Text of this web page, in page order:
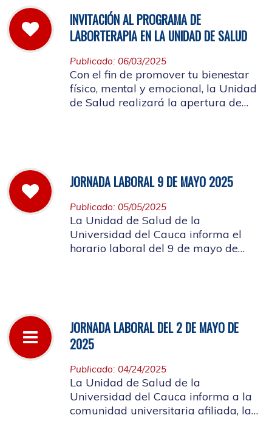
INVITACIÓN AL PROGRAMA DE
LABORTERAPIA EN LA UNIDAD DE SALUD
Publicado: 06/03/2025
Con el fin de promover tu bienestar
físico, mental y emocional, la Unidad
de Salud realizará la apertura de
JORNADA LABORAL 9 DE MAYO 2025
Publicado: 05/05/2025
La Unidad de Salud de la
Universidad del Cauca informa el
horario laboral del 9 de mayo de
JORNADA LABORAL DEL 2 DE MAYO DE
2025
Publicado: 04/24/2025
La Unidad de Salud de la
Universidad del Cauca informa a la
comunidad universitaria afiliada, la